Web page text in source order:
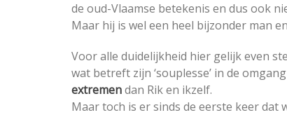
de oud-Vlaamse betekenis en dus ook
Maar hij is wel een heel bijzonder man
Voor alle duidelijkheid hier gelijk even
wat betreft zijn ‘souplesse’ in de
extremendan Rik en ikzelf.
Maar toch is er sinds de eerste keer dat